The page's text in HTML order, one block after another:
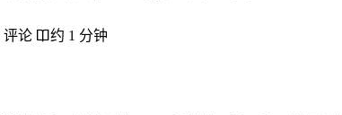
评论 约 1 分钟